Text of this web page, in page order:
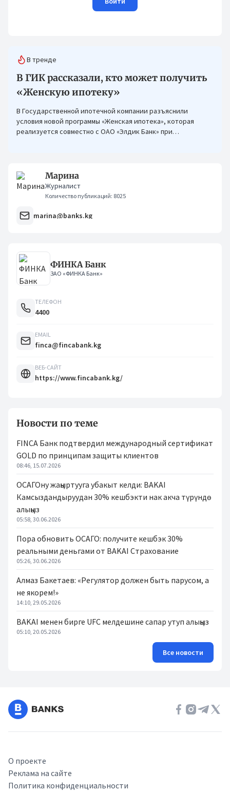
В тренде
В ГИК рассказали, кто может получить
«Женскую ипотеку»
В Государственной ипотечной компании разъяснили
условия новой программы «Женская ипотека», которая
реализуется совместно с ОАО «Элдик Банк» при
Марина
Журналист
Количество публикаций: 8025
marina@banks.kg
ФИНКА Банк
ЗАО «ФИНКА Банк»
ТЕЛЕФОН
4400
EMAIL
finca@fincabank.kg
ВЕБ-САЙТ
https://www.fincabank.kg/
Новости по теме
FINCA Банк подтвердил международный сертификат
GOLD по принципам защиты клиентов
08:46, 15.07.2026
ОСАГОну жаңыртууга убакыт келди: BAKAI
Камсыздандыруудан 30% кешбэкти нак акча түрүндө
алыңыз
05:58, 30.06.2026
Пора обновить ОСАГО: получите кешбэк 30%
реальными деньгами от BAKAI Страхование
05:26, 30.06.2026
Алмаз Бакетаев: «Регулятор должен быть парусом, а
не якорем!»
14:10, 29.05.2026
BAKAI менен бирге UFC мелдешине сапар утуп алыңыз
05:10, 20.05.2026
Все новости
О проекте
Реклама на сайте
Политика конфиденциальности